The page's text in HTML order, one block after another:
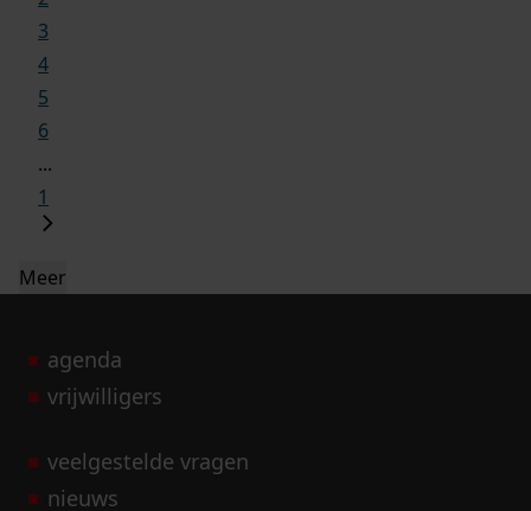
3
4
5
6
...
1
Meer
agenda
vrijwilligers
veelgestelde vragen
nieuws